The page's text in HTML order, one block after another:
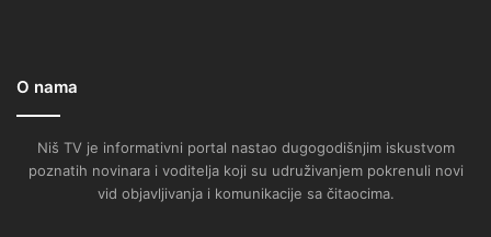
O nama
Niš TV je informativni portal nastao dugogodišnjim iskustvom
poznatih novinara i voditelja koji su udruživanjem pokrenuli novi
vid objavljivanja i komunikacije sa čitaocima.